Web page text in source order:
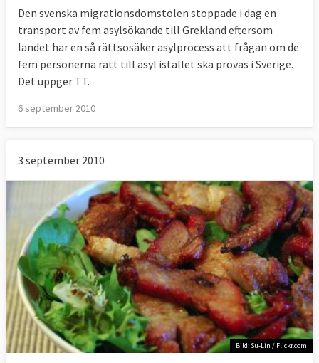
Den svenska migrationsdomstolen stoppade i dag en
transport av fem asylsökande till Grekland eftersom
landet har en så rättsosäker asylprocess att frågan om de
fem personerna rätt till asyl istället ska prövas i Sverige.
Det uppger TT.
6 september 2010
3 september 2010
Bild: Su-Lin / Flickr.com